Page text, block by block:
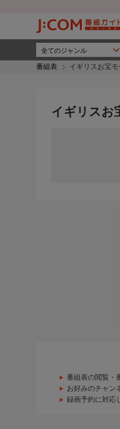
番組表 イギリスお宝
イギリスお
番組表の閲覧・
お好みのチャン
録画予約に対応